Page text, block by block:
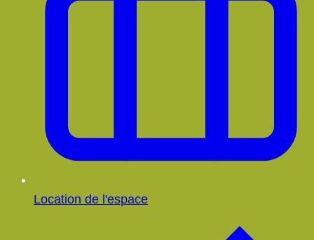
Location de l'espace